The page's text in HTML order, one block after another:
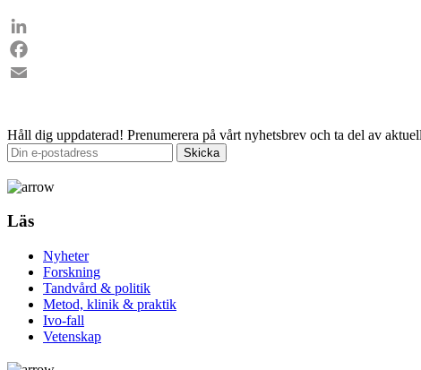
LinkedIn
Facebook
Håll dig uppdaterad! Prenumerera på vårt nyhetsbrev och ta del av
Läs
Nyheter
Forskning
Tandvård & politik
Metod, klinik & praktik
Ivo-fall
Vetenskap